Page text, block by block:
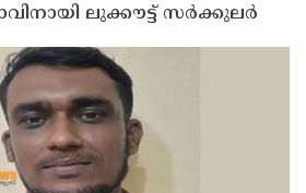
ലുക്കൗട്ട് സർക്കുലർ